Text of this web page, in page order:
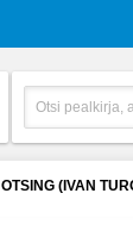
OTSING (IVAN